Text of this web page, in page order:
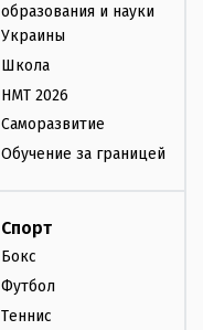
образования и науки
Украины
Школа
НМТ 2026
Саморазвитие
Обучение за границей
Спорт
Бокс
Футбол
Теннис